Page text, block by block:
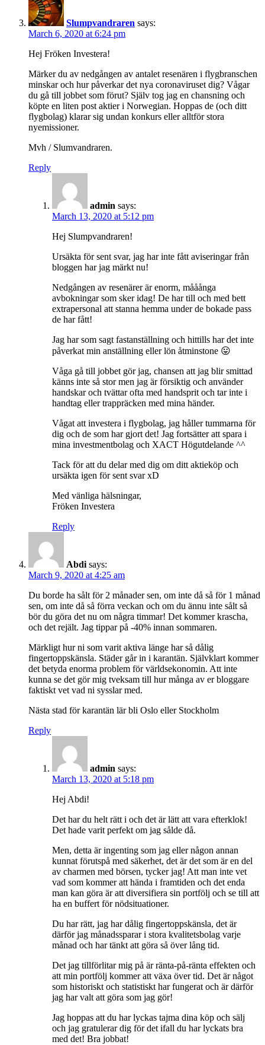
Slumpvandraren says:
March 6, 2020 at 6:24 pm
Hej Fröken Investera!
Märker du av nedgången av antalet resenären i flygbranschen
minskar och hur påverkar det nya coronaviruset dig? Vågar
du gå till jobbet som förut? Själv tog jag en chansning och
köpte en liten post aktier i Norwegian. Hoppas de (och ditt
flygbolag) klarar sig undan konkurs eller alltför stora
nyemissioner.
Mvh / Slumvandraren.
Reply
admin says:
March 13, 2020 at 5:12 pm
Hej Slumpvandraren!
Ursäkta för sent svar, jag har inte fått aviseringar från
bloggen har jag märkt nu!
Nedgången av resenärer är enorm, mååånga
avbokningar som sker idag! De har till och med bett
extrapersonal att stanna hemma under de bokade pass
de har fått!
Jag har som sagt fastanställning och hittills har det inte
påverkat min anställning eller lön åtminstone 😛
Våga gå till jobbet gör jag, chansen att jag blir smittad
känns inte så stor men jag är försiktig och använder
handskar och tvättar ofta med handsprit och tar inte i
handtag eller trappräcken med mina händer.
Vågat att investera i flygbolag, jag håller tummarna för
dig och de som har gjort det! Jag fortsätter att spara i
mina investmentbolag och XACT Högutdelande ^^
Tack för att du delar med dig om ditt aktieköp och
ursäkta igen för sent svar xD
Med vänliga hälsningar,
Fröken Investera
Reply
Abdi says:
March 9, 2020 at 4:25 am
Du borde ha sålt för 2 månader sen, om inte då så för 1 månad
sen, om inte då så förra veckan och om du ännu inte sålt så
bör du göra det nu om några timmar! Det kommer krascha,
och det rejält. Jag tippar på -40% innan sommaren.
Märkligt hur ni som varit aktiva länge har så dålig
fingertoppskänsla. Städer går in i karantän. Självklart kommer
det betyda enorma problem för världsekonomin. Att inte
kunna se det gör mig tveksam till hur många av er bloggare
faktiskt vet vad ni sysslar med.
Nästa stad för karantän lär bli Oslo eller Stockholm
Reply
admin says:
March 13, 2020 at 5:18 pm
Hej Abdi!
Det har du helt rätt i och det är lätt att vara efterklok!
Det hade varit perfekt om jag sålde då.
Men, detta är ingenting som jag eller någon annan
kunnat förutspå med säkerhet, det är det som är en del
av charmen med börsen, tycker jag! Att man inte vet
vad som kommer att hända i framtiden och det enda
man kan göra är att diversifiera sin portfölj och se till att
ha en buffert för nödsituationer.
Du har rätt, jag har dålig fingertoppskänsla, det är
därför jag månadssparar i stora kvalitetsbolag varje
månad och har tänkt att göra så över lång tid.
Det jag tillförlitar mig på är ränta-på-ränta effekten och
att min portfölj kommer att växa över tid. Det är något
som historiskt och statistiskt har fungerat och är därför
jag har valt att göra som jag gör!
Jag hoppas att du har lyckas tajma dina köp och sälj
och jag gratulerar dig för det ifall du har lyckats bra
med det! Bra jobbat!